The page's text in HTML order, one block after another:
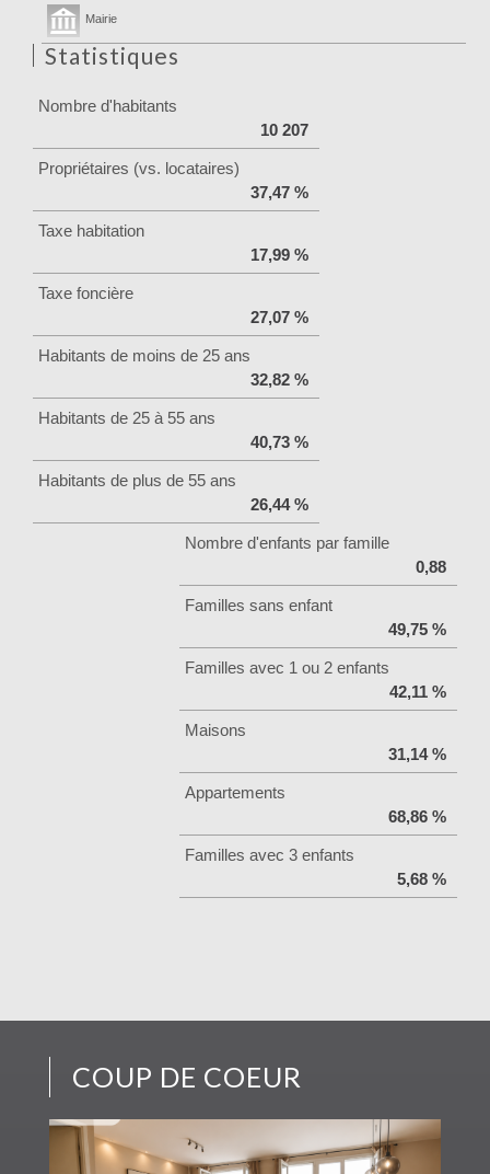
Mairie
Statistiques
Nombre d'habitants
10 207
Propriétaires (vs. locataires)
37,47 %
Taxe habitation
17,99 %
Taxe foncière
27,07 %
Habitants de moins de 25 ans
32,82 %
Habitants de 25 à 55 ans
40,73 %
Habitants de plus de 55 ans
26,44 %
Nombre d'enfants par famille
0,88
Familles sans enfant
49,75 %
Familles avec 1 ou 2 enfants
42,11 %
Maisons
31,14 %
Appartements
68,86 %
Familles avec 3 enfants
5,68 %
COUP DE COEUR